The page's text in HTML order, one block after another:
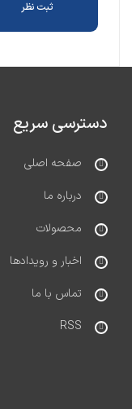
دسترسی سریع
صفحه اصلی
درباره ما
محصولات
اخبار و رویدادها
تماس با ما
RSS